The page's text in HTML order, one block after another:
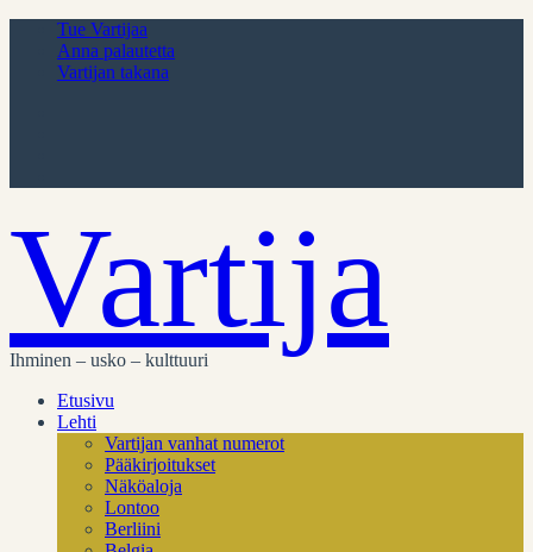
Tue Vartijaa
Anna palautetta
Vartijan takana
Vartija
Ihminen – usko – kulttuuri
Etusivu
Lehti
Vartijan vanhat numerot
Pääkirjoitukset
Näköaloja
Lontoo
Berliini